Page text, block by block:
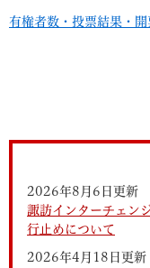
有権者数・投票結果・開
2026年8月6日更新
諏訪インターチェン
行止めについて
2026年4月18日更新